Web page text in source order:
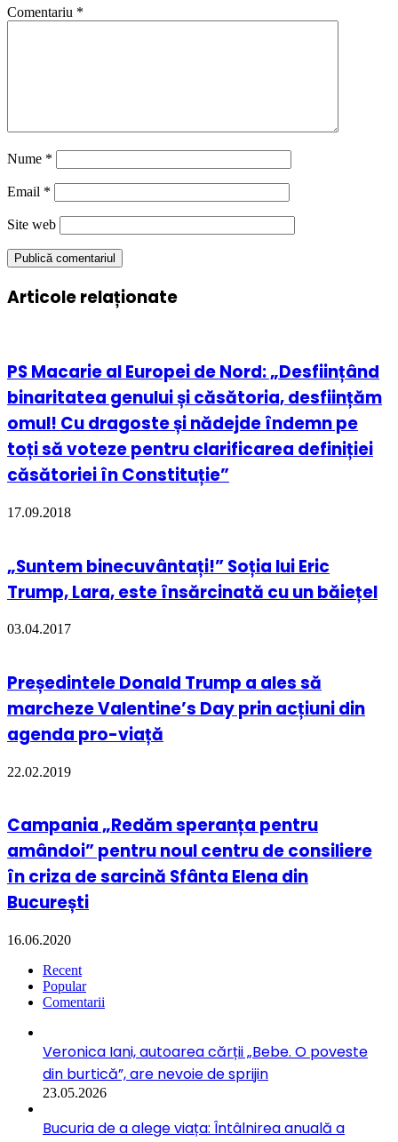
Comentariu *
Nume *
Email *
Site web
Articole relaționate
PS Macarie al Europei de Nord: „Desființând
binaritatea genului și căsătoria, desființăm
omul! Cu dragoste și nădejde îndemn pe
toți să voteze pentru clarificarea definiției
căsătoriei în Constituție”
17.09.2018
„Suntem binecuvântați!” Soția lui Eric
Trump, Lara, este însărcinată cu un băiețel
03.04.2017
Președintele Donald Trump a ales să
marcheze Valentine’s Day prin acțiuni din
agenda pro-viață
22.02.2019
Campania „Redăm speranța pentru
amândoi” pentru noul centru de consiliere
în criza de sarcină Sfânta Elena din
București
16.06.2020
Recent
Popular
Comentarii
Veronica Iani, autoarea cărții „Bebe. O poveste
din burtică”, are nevoie de sprijin
23.05.2026
Bucuria de a alege viața: Întâlnirea anuală a